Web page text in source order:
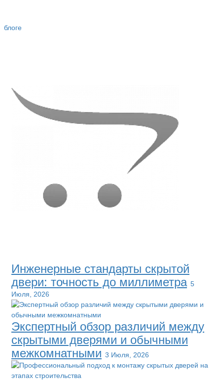
блоге
Инженерные стандарты скрытой
двери: точность до миллиметра 5
Июля, 2026
Экспертный обзор различий между
скрытыми дверями и обычными
межкомнатными 3 Июля, 2026